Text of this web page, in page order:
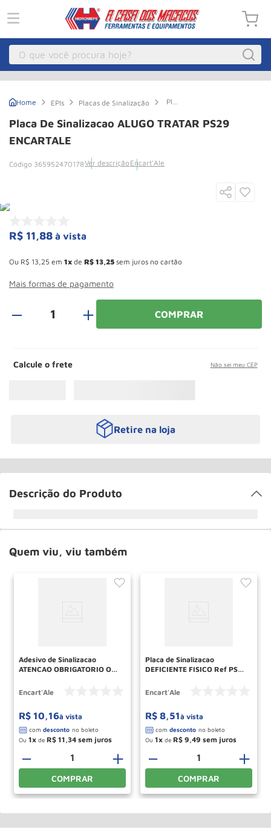
O que você procura hoje?
EPIs Placas de Sinalização
Placa
Sinalizacao
ALUGO
Placa De Sinalizacao ALUGO TRATAR PS29
ENCARTALE
365952470178Ver descrição Encart'Ale
R$ 11,88 à vista
Ou R$ 13 25 em 1 de R$ 13 25 sem juros no cartão
Mais formas de pagamento
＋ COMPRAR
Calcule o frete Não sei meu CEP
Retire na loja
Descrição do Produto
Quem viu, viu também
Adesivo de Sinalizacao
ATENCAO OBRIGATORIO O
ENCARTALE
Encart'Ale
R$ 10,16à vista
Ou 1 de R$ 11,34
＋
－
COMPRAR
Placa de Sinalizacao
DEFICIENTE FISICO Ref PS68
Encart'Ale
R$ 8,51à vista
Ou 1 de R$ 9,49
＋
－
COMPRAR
3 Macaco Hidraulico
8 Roda
9º Rodizio
10 º Paleteira